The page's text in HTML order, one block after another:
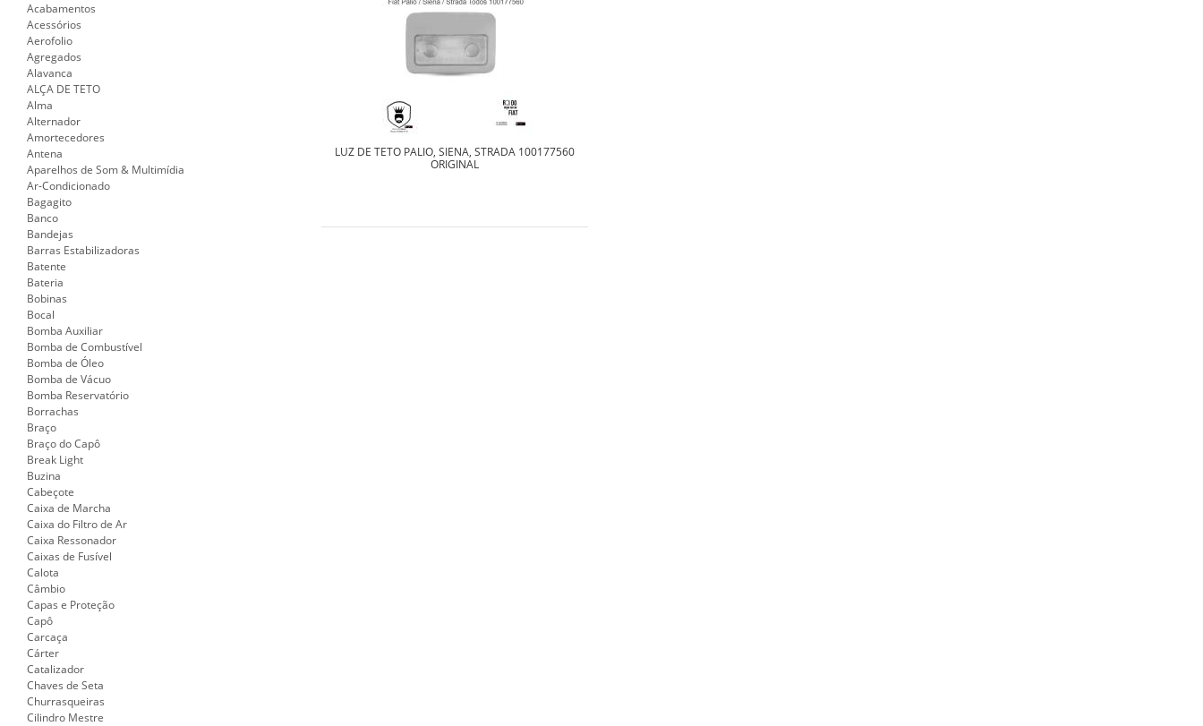
Acabamentos
Acessórios
Aerofolio
Agregados
Alavanca
ALÇA DE TETO
Alma
Alternador
Amortecedores
Antena
Aparelhos de Som & Multimídia
Ar-Condicionado
Bagagito
Banco
Bandejas
Barras Estabilizadoras
Batente
Bateria
Bobinas
Bocal
Bomba Auxiliar
Bomba de Combustível
Bomba de Óleo
Bomba de Vácuo
Bomba Reservatório
Borrachas
Braço
Braço do Capô
Break Light
Buzina
Cabeçote
Caixa de Marcha
Caixa do Filtro de Ar
Caixa Ressonador
Caixas de Fusível
Calota
Câmbio
Capas e Proteção
Capô
Carcaça
Cárter
Catalizador
Chaves de Seta
Churrasqueiras
Cilindro Mestre
LUZ DE TETO PALIO, SIENA, STRADA 100177560
ORIGINAL